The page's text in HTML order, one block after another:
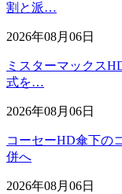
割と派…
2026年08月06日
ミスターマックス
式を…
2026年08月06日
コーセーHD傘下の
併へ
2026年08月06日